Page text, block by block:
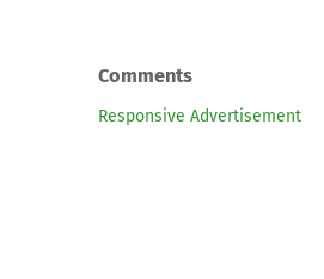
Comments
Responsive Advertisement